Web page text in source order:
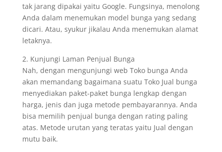
tak jarang dipakai yaitu Google. Fungsinya, menolong
Anda dalam menemukan model bunga yang sedang
dicari. Atau, syukur jikalau Anda menemukan alamat
letaknya.
2. Kunjungi Laman Penjual Bunga
Nah, dengan mengunjungi web Toko bunga Anda
akan memandang bagaimana suatu Toko Jual bunga
menyediakan paket-paket bunga lengkap dengan
harga, jenis dan juga metode pembayarannya. Anda
bisa memilih penjual bunga dengan rating paling
atas. Metode urutan yang teratas yaitu Jual dengan
mutu baik.